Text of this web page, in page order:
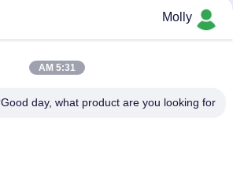
مطاطية صلبة للرافعات الشوكية
Molly
5:31 AM
Good day, what product are you looking for?